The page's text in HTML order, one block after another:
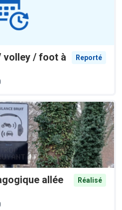
volley / foot à
Reporté
allée
Réalisé